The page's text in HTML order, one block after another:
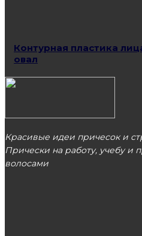
Контурная пластика
овал
Красивые идеи причесок и
Прически на работу, учебу и
волосами